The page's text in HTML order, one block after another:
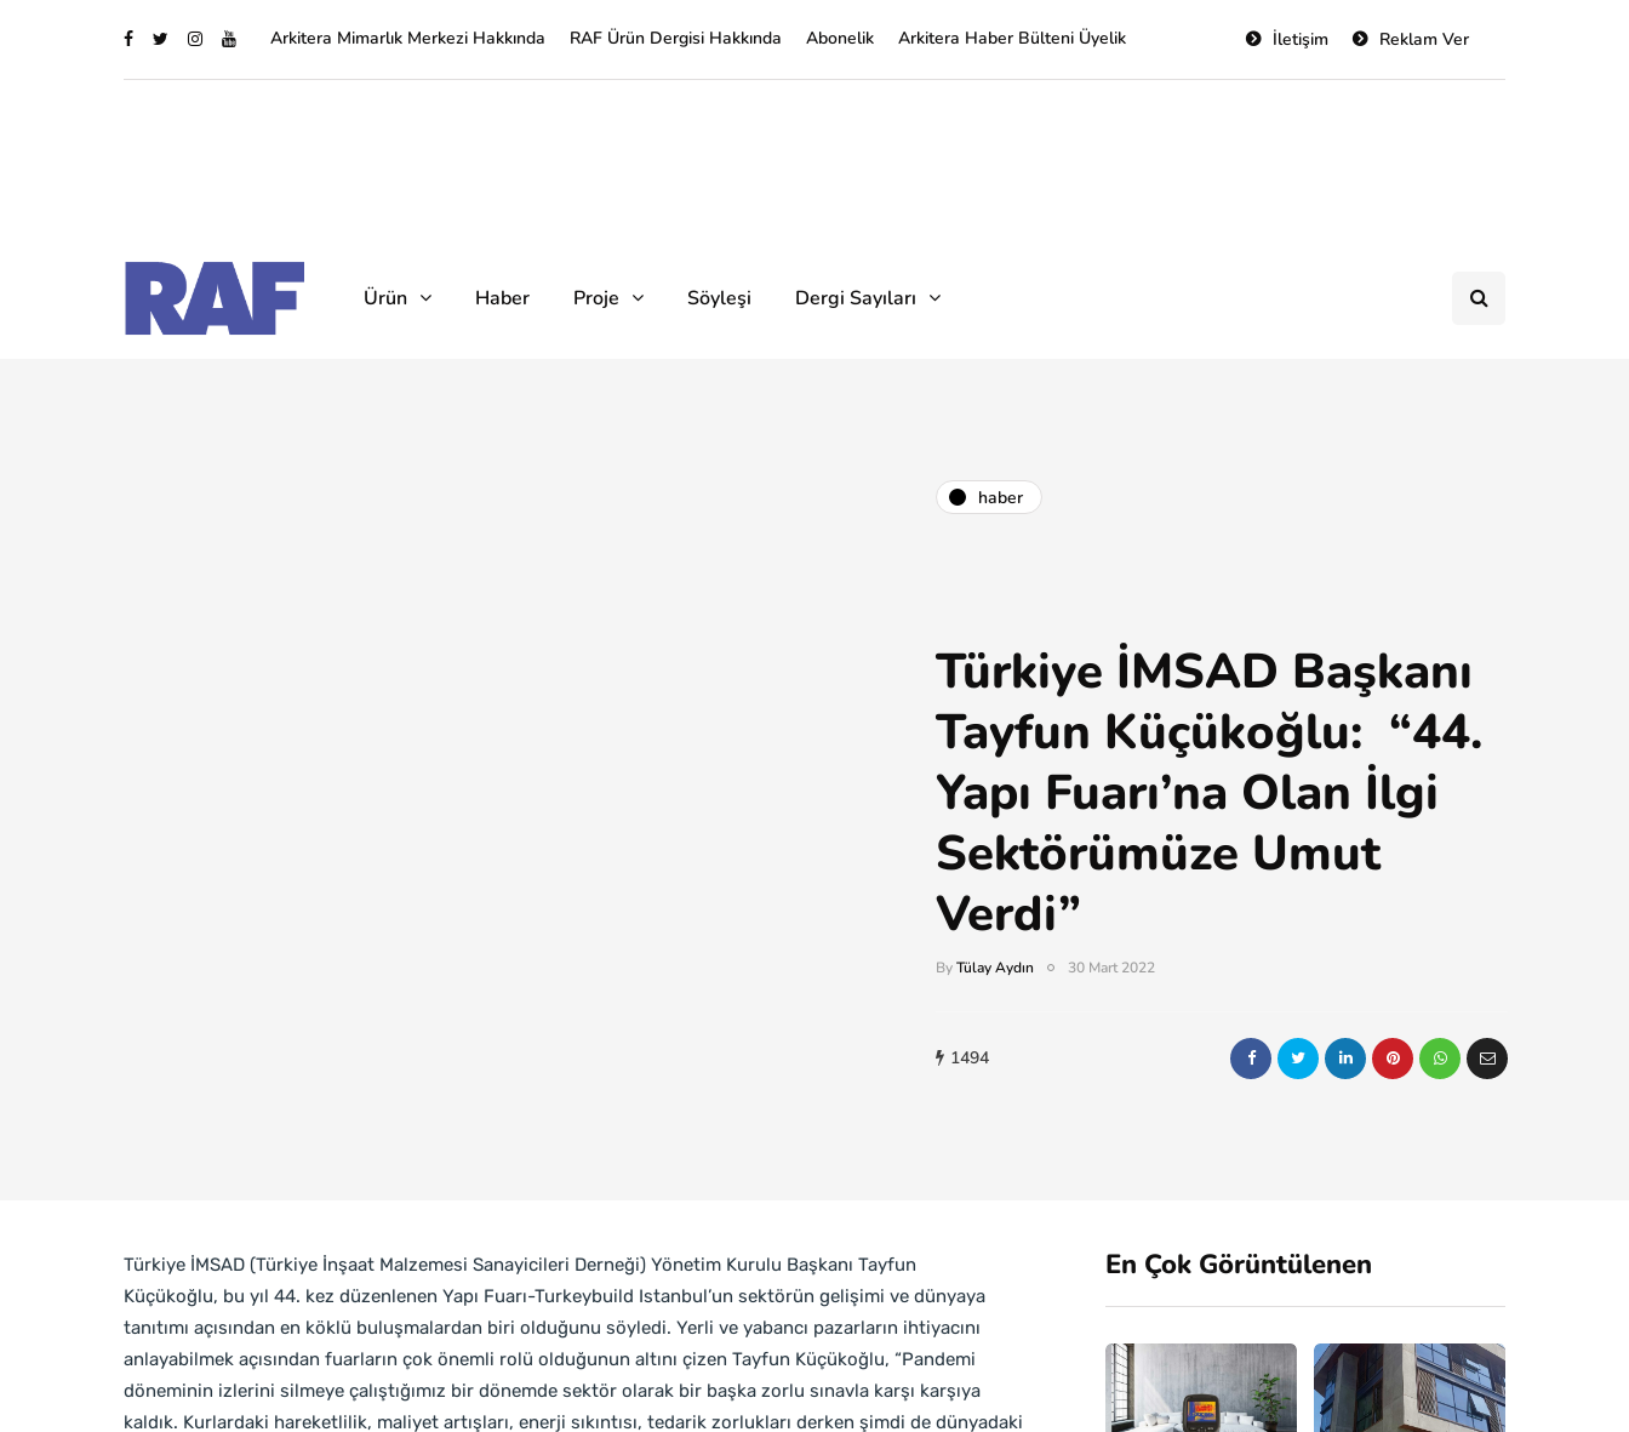
Arkitera Mimarlık Merkezi Hakkında RAF Ürün Dergisi Hakkında Abonelik Arkitera Haber Bülteni Üyelik Reklam Ver
İletişim
Ürün Haber Proje Söyleşi Dergi Sayıları
haber
Türkiye İMSAD Başkanı
Tayfun Küçükoğlu: “44.
Yapı Fuarı’na Olan İlgi
Sektörümüze Umut
Verdi”
ByTülay Aydın 30 Mart 2022
1494
Türkiye İMSAD (Türkiye İnşaat Malzemesi Sanayicileri Derneği) Yönetim Kurulu Başkanı Tayfun
Küçükoğlu, bu yıl 44. kez düzenlenen Yapı Fuarı-Turkeybuild Istanbul’un sektörün gelişimi ve dünyaya
tanıtımı açısından en köklü buluşmalardan biri olduğunu söyledi. Yerli ve yabancı pazarların ihtiyacını
anlayabilmek açısından fuarların çok önemli rolü olduğunun altını çizen Tayfun Küçükoğlu, “Pandemi
döneminin izlerini silmeye çalıştığımız bir dönemde sektör olarak bir başka zorlu sınavla karşı karşıya
kaldık. Kurlardaki hareketlilik, maliyet artışları, enerji sıkıntısı, tedarik zorlukları derken şimdi de dünyadaki
En Çok Görüntülenen